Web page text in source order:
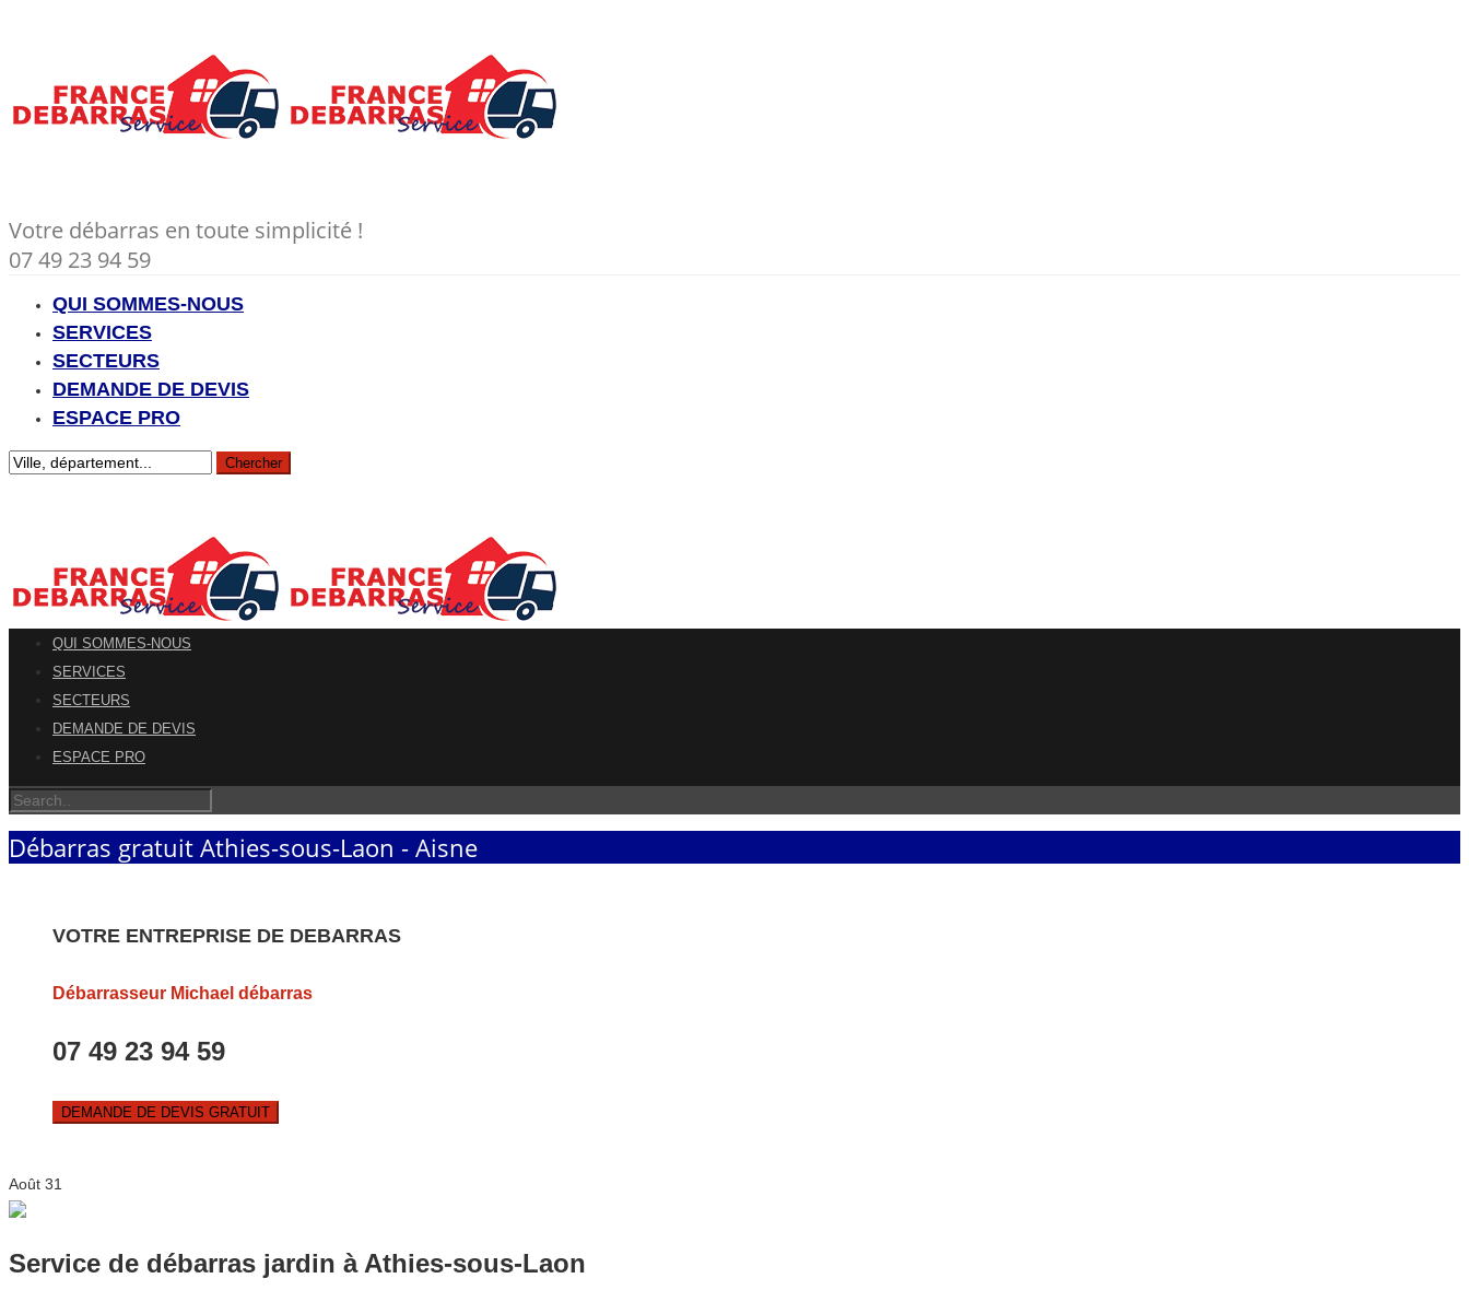
Votre débarras en toute simplicité !
07 49 23 94 59
QUI SOMMES-NOUS
SERVICES
SECTEURS
DEMANDE DE DEVIS
ESPACE PRO
QUI SOMMES-NOUS
SERVICES
SECTEURS
DEMANDE DE DEVIS
ESPACE PRO
Débarras gratuit Athies-sous-Laon - Aisne
VOTRE ENTREPRISE DE DEBARRAS
Débarrasseur Michael débarras
07 49 23 94 59
DEMANDE DE DEVIS GRATUIT
Août 31
Service de débarras jardin à Athies-sous-Laon